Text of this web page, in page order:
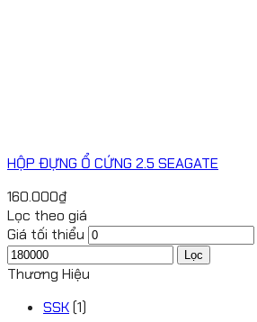
HỘP ĐỰNG Ổ CỨNG 2.5 SEAGATE
160.000₫
Lọc theo giá
Giá tối thiểu
Lọc
Thương Hiệu
SSK(1)